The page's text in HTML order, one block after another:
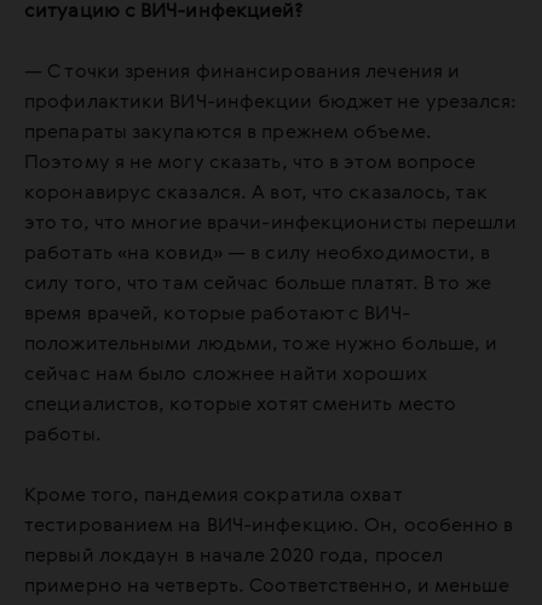
ситуацию с ВИЧ-инфекцией?
— С точки зрения финансирования лечения и
профилактики ВИЧ-инфекции бюджет не урезался:
препараты закупаются в прежнем объеме.
Поэтому я не могу сказать, что в этом вопросе
коронавирус сказался. А вот, что сказалось, так
это то, что многие врачи-инфекционисты перешли
работать «на ковид» — в силу необходимости, в
силу того, что там сейчас больше платят. В то же
время врачей, которые работают с ВИЧ-
положительными людьми, тоже нужно больше, и
сейчас нам было сложнее найти хороших
специалистов, которые хотят сменить место
работы.
Кроме того, пандемия сократила охват
тестированием на ВИЧ-инфекцию. Он, особенно в
первый локдаун в начале 2020 года, просел
примерно на четверть. Соответственно, и меньше